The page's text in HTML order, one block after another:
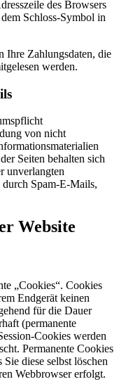
des Browsers
Schloss-Symbol in
Ihre Zahlungsdaten, die
werden.
von nicht
Seiten behalten sich
unverlangten
Spam-E-Mails,
Website
„Cookies“. Cookies
Endgerät keinen
für die Dauer
(permanente
Cookies werden
Permanente Cookies
diese selbst löschen
Webbrowser erfolgt.